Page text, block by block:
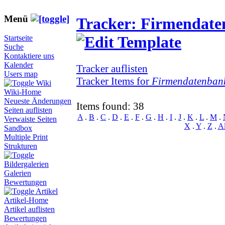
Menü
Startseite
Suche
Kontaktiere uns
Kalender
Users map
Wiki
Wiki-Home
Neueste Änderungen
Seiten auflisten
Verwaiste Seiten
Sandbox
Multiple Print
Strukturen
Bildergalerien
Galerien
Bewertungen
Artikel
Artikel-Home
Artikel auflisten
Bewertungen
Tracker:
Tracker auflisten
Tracker Items for
Items found: 38
A . B . C . D . E . F . G . H . I . J . K . L . M .
X . Y. Z .